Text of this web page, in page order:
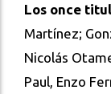
Los once
Martínez;
Nicolás
Paul, Enzo